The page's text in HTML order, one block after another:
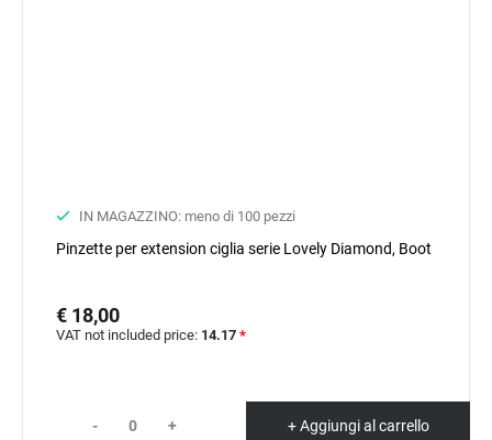
IN MAGAZZINO: meno di 100 pezzi
Pinzette per extension ciglia serie Lovely Diamond, Boot
€ 18,00
VAT not included price: 14.17 *
- + + Aggiungi al carrello